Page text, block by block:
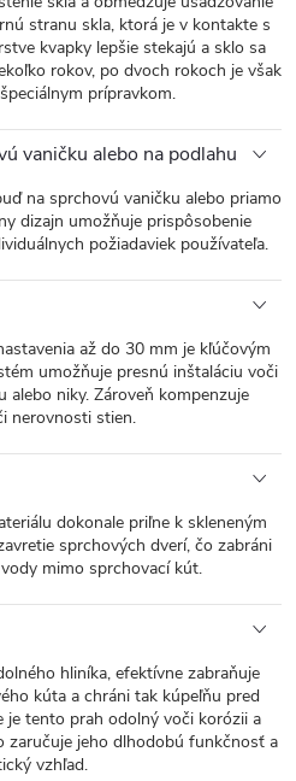
stranu skla, ktorá je v kontakte s
kvapky lepšie stekajú a sklo sa
rokov, po dvoch rokoch je však
prípravkom.
vaničku alebo na podlahu
na sprchovú vaničku alebo priamo
dizajn umožňuje prispôsobenie
požiadaviek používateľa.
až do 30 mm je kľúčovým
umožňuje presnú inštaláciu voči
niky. Zároveň kompenzuje
nerovnosti stien.
dokonale priľne k skleneným
sprchových dverí, čo zabráni
mimo sprchovací kút.
hliníka, efektívne zabraňuje
kúta a chráni tak kúpeľňu pred
je tento prah odolný voči korózii a
zaručuje jeho dlhodobú funkčnosť a
vzhľad.